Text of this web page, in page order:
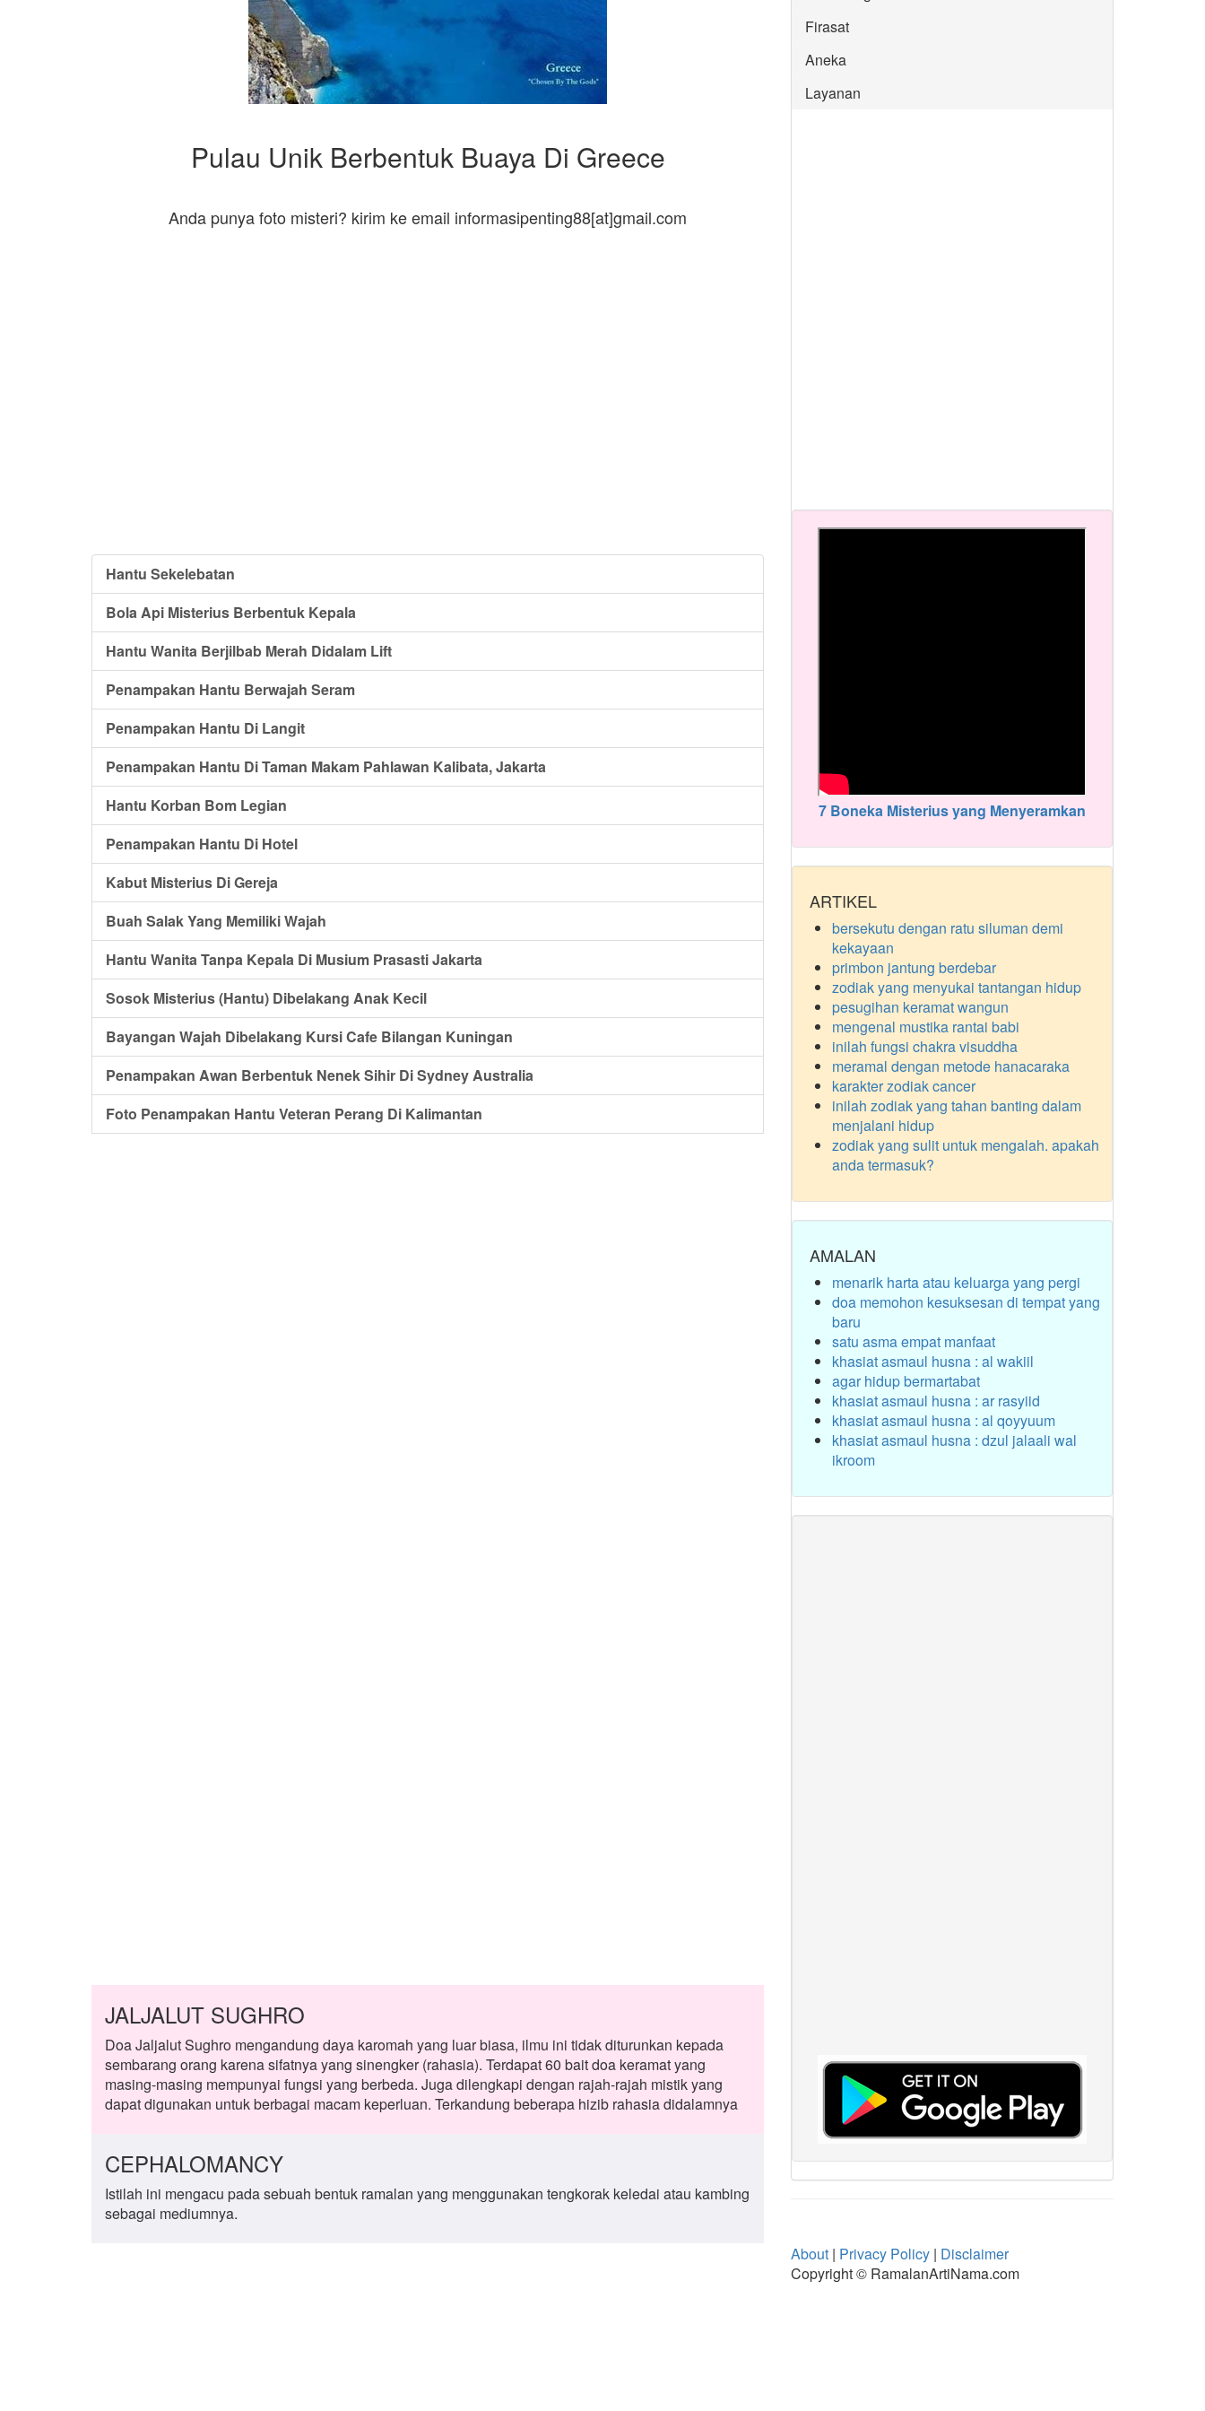
Pulau Unik Berbentuk Buaya Di Greece
Anda punya foto misteri? kirim ke email informasipenting88[at]gmail.com
Hantu Sekelebatan
Bola Api Misterius Berbentuk Kepala
Hantu Wanita Berjilbab Merah Didalam Lift
Penampakan Hantu Berwajah Seram
Penampakan Hantu Di Langit
Penampakan Hantu Di Taman Makam Pahlawan Kalibata, Jakarta
Hantu Korban Bom Legian
Penampakan Hantu Di Hotel
Kabut Misterius Di Gereja
Buah Salak Yang Memiliki Wajah
Hantu Wanita Tanpa Kepala Di Musium Prasasti Jakarta
Sosok Misterius (Hantu) Dibelakang Anak Kecil
Bayangan Wajah Dibelakang Kursi Cafe Bilangan Kuningan
Penampakan Awan Berbentuk Nenek Sihir Di Sydney Australia
Foto Penampakan Hantu Veteran Perang Di Kalimantan
JALJALUT SUGHRO
Doa Jaljalut Sughro mengandung daya karomah yang luar biasa, ilmu ini tidak diturunkan kepada
sembarang orang karena sifatnya yang sinengker (rahasia). Terdapat 60 bait doa keramat yang
masing-masing mempunyai fungsi yang berbeda. Juga dilengkapi dengan rajah-rajah mistik yang
dapat digunakan untuk berbagai macam keperluan. Terkandung beberapa hizib rahasia didalamnya
CEPHALOMANCY
Istilah ini mengacu pada sebuah bentuk ramalan yang menggunakan tengkorak keledai atau kambing
sebagai mediumnya.
Firasat
Aneka
Layanan
7 Boneka Misterius yang Menyeramkan
ARTIKEL
bersekutu dengan ratu siluman demi
kekayaan
primbon jantung berdebar
zodiak yang menyukai tantangan hidup
pesugihan keramat wangun
mengenal mustika rantai babi
inilah fungsi chakra visuddha
meramal dengan metode hanacaraka
karakter zodiak cancer
inilah zodiak yang tahan banting dalam
menjalani hidup
zodiak yang sulit untuk mengalah. apakah
anda termasuk?
AMALAN
menarik harta atau keluarga yang pergi
doa memohon kesuksesan di tempat yang
baru
satu asma empat manfaat
khasiat asmaul husna : al wakiil
agar hidup bermartabat
khasiat asmaul husna : ar rasyiid
khasiat asmaul husna : al qoyyuum
khasiat asmaul husna : dzul jalaali wal
ikroom
About | Privacy Policy | Disclaimer
Copyright © RamalanArtiNama.com